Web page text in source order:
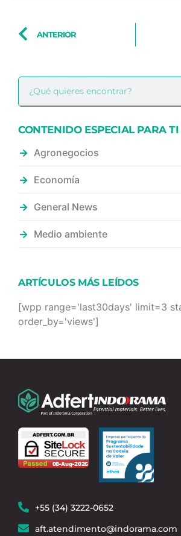
ANTERIOR
CONTENIDO ESPECIAL PARA TI
Agronegocios
Economía
General News
Medio ambiente
ARTÍCULOS MÁS LEÍDOS
[wpp range='last30days' limit=3
order_by='views']
+55 (34) 3222-0652
aft.atendimento@indorama.com